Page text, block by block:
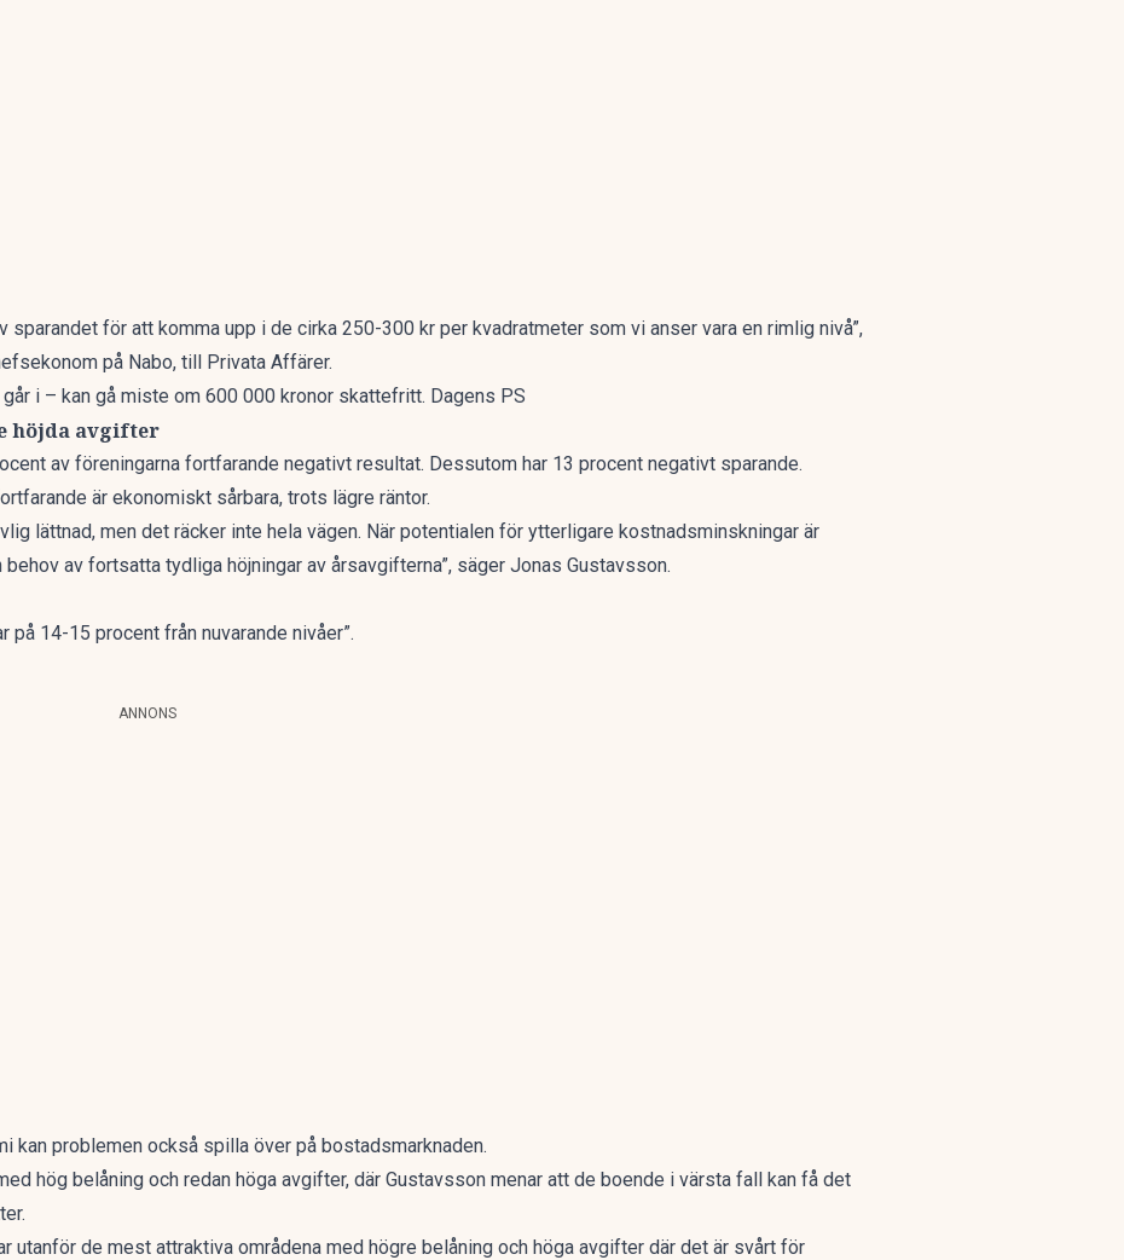
sparandet för att komma upp i de cirka 250-300 kr per kvadratmeter som vi anser vara en rimlig nivå”,
på Nabo, till Privata Affärer.
i – kan gå miste om 600 000 kronor skattefritt. Dagens PS
höjda avgifter
av föreningarna fortfarande negativt resultat. Dessutom har 13 procent negativt sparande.
är ekonomiskt sårbara, trots lägre räntor.
lättnad, men det räcker inte hela vägen. När potentialen för ytterligare kostnadsminskningar är
av fortsatta tydliga höjningar av årsavgifterna”, säger Jonas Gustavsson.
på 14-15 procent från nuvarande nivåer”.
ANNONS
kan problemen också spilla över på bostadsmarknaden.
hög belåning och redan höga avgifter, där Gustavsson menar att de boende i värsta fall kan få det
utanför de mest attraktiva områdena med högre belåning och höga avgifter där det är svårt för